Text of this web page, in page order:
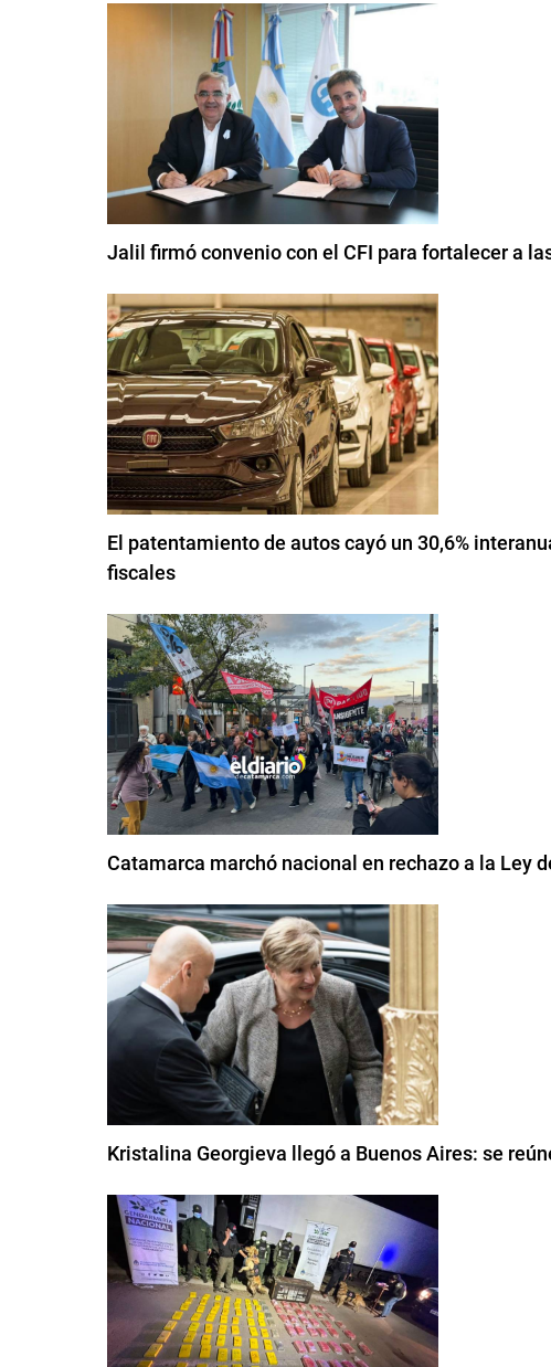
Jalil firmó convenio con el CFI para fortalecer a
El patentamiento de autos cayó un 30,6%
fiscales
Catamarca marchó nacional en rechazo a la Ley
Kristalina Georgieva llegó a Buenos Aires: se